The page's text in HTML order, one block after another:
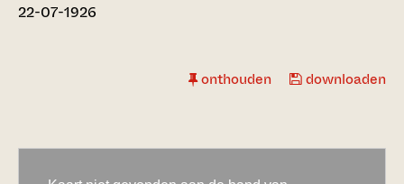
22-07-1926
onthouden downloaden